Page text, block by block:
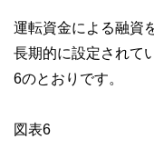
運転資金による融資
長期的に設定されて
6のとおりです。
図表6